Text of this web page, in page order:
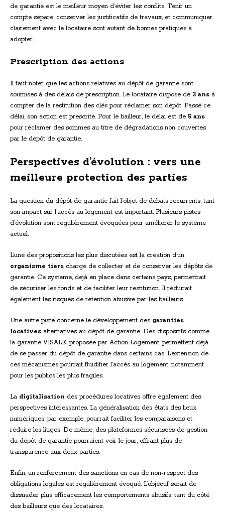
de garantie est le meilleur moyen d’éviter les conflits. Tenir un
compte séparé, conserver les justificatifs de travaux, et communiquer
clairement avec le locataire sont autant de bonnes pratiques à
adopter.
Prescription des actions
Il faut noter que les actions relatives au dépôt de garantie sont
soumises à des délais de prescription. Le locataire dispose de 3 ans à
compter de la restitution des clés pour réclamer son dépôt. Passé ce
délai, son action est prescrite. Pour le bailleur, le délai est de 5 ans
pour réclamer des sommes au titre de dégradations non couvertes
par le dépôt de garantie.
Perspectives d’évolution : vers une
meilleure protection des parties
La question du dépôt de garantie fait l’objet de débats récurrents, tant
son impact sur l’accès au logement est important. Plusieurs pistes
d’évolution sont régulièrement évoquées pour améliorer le système
actuel.
L’une des propositions les plus discutées est la création d’un
organisme tiers chargé de collecter et de conserver les dépôts de
garantie. Ce système, déjà en place dans certains pays, permettrait
de sécuriser les fonds et de faciliter leur restitution. Il réduirait
également les risques de rétention abusive par les bailleurs.
Une autre piste concerne le développement des garanties
locatives alternatives au dépôt de garantie. Des dispositifs comme
la garantie VISALE, proposée par Action Logement, permettent déjà
de se passer du dépôt de garantie dans certains cas. L’extension de
ces mécanismes pourrait fluidifier l’accès au logement, notamment
pour les publics les plus fragiles.
La digitalisation des procédures locatives offre également des
perspectives intéressantes. La généralisation des états des lieux
numériques, par exemple, pourrait faciliter les comparaisons et
réduire les litiges. De même, des plateformes sécurisées de gestion
du dépôt de garantie pourraient voir le jour, offrant plus de
transparence aux deux parties.
Enfin, un renforcement des sanctions en cas de non-respect des
obligations légales est régulièrement évoqué. L’objectif serait de
dissuader plus efficacement les comportements abusifs, tant du côté
des bailleurs que des locataires.